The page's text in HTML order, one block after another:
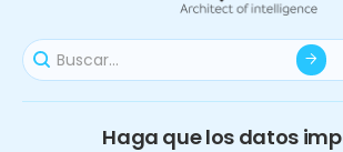
Haga que los datos